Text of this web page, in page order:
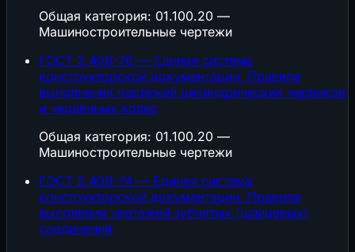
Общая категория: 01.100.20 —
Машиностроительные чертежи
ГОСТ 2.406-76 — Единая система
конструкторской документации. Правила
выполнения чертежей цилиндрических червяков
и червячных колес
Общая категория: 01.100.20 —
Машиностроительные чертежи
ГОСТ 2.409-74 — Единая система
конструкторской документации. Правила
выполения чертежей зубчатых (шлицевых)
соединений